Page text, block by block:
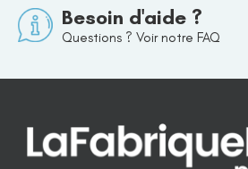
Besoin d'aide ?
Questions ? Voir notre FAQ